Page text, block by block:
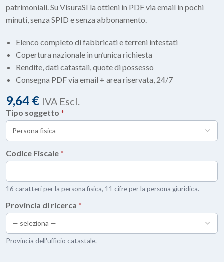
patrimoniali. Su VisuraSI la ottieni in PDF via email in pochi
minuti, senza SPID e senza abbonamento.
Elenco completo di fabbricati e terreni intestati
Copertura nazionale in un’unica richiesta
Rendite, dati catastali, quote di possesso
Consegna PDF via email + area riservata, 24/7
9,64 € IVA Escl.
Tipo soggetto *
Codice Fiscale *
16 caratteri per la persona fisica, 11 cifre per la persona giuridica.
Provincia di ricerca *
Provincia dell'ufficio catastale.